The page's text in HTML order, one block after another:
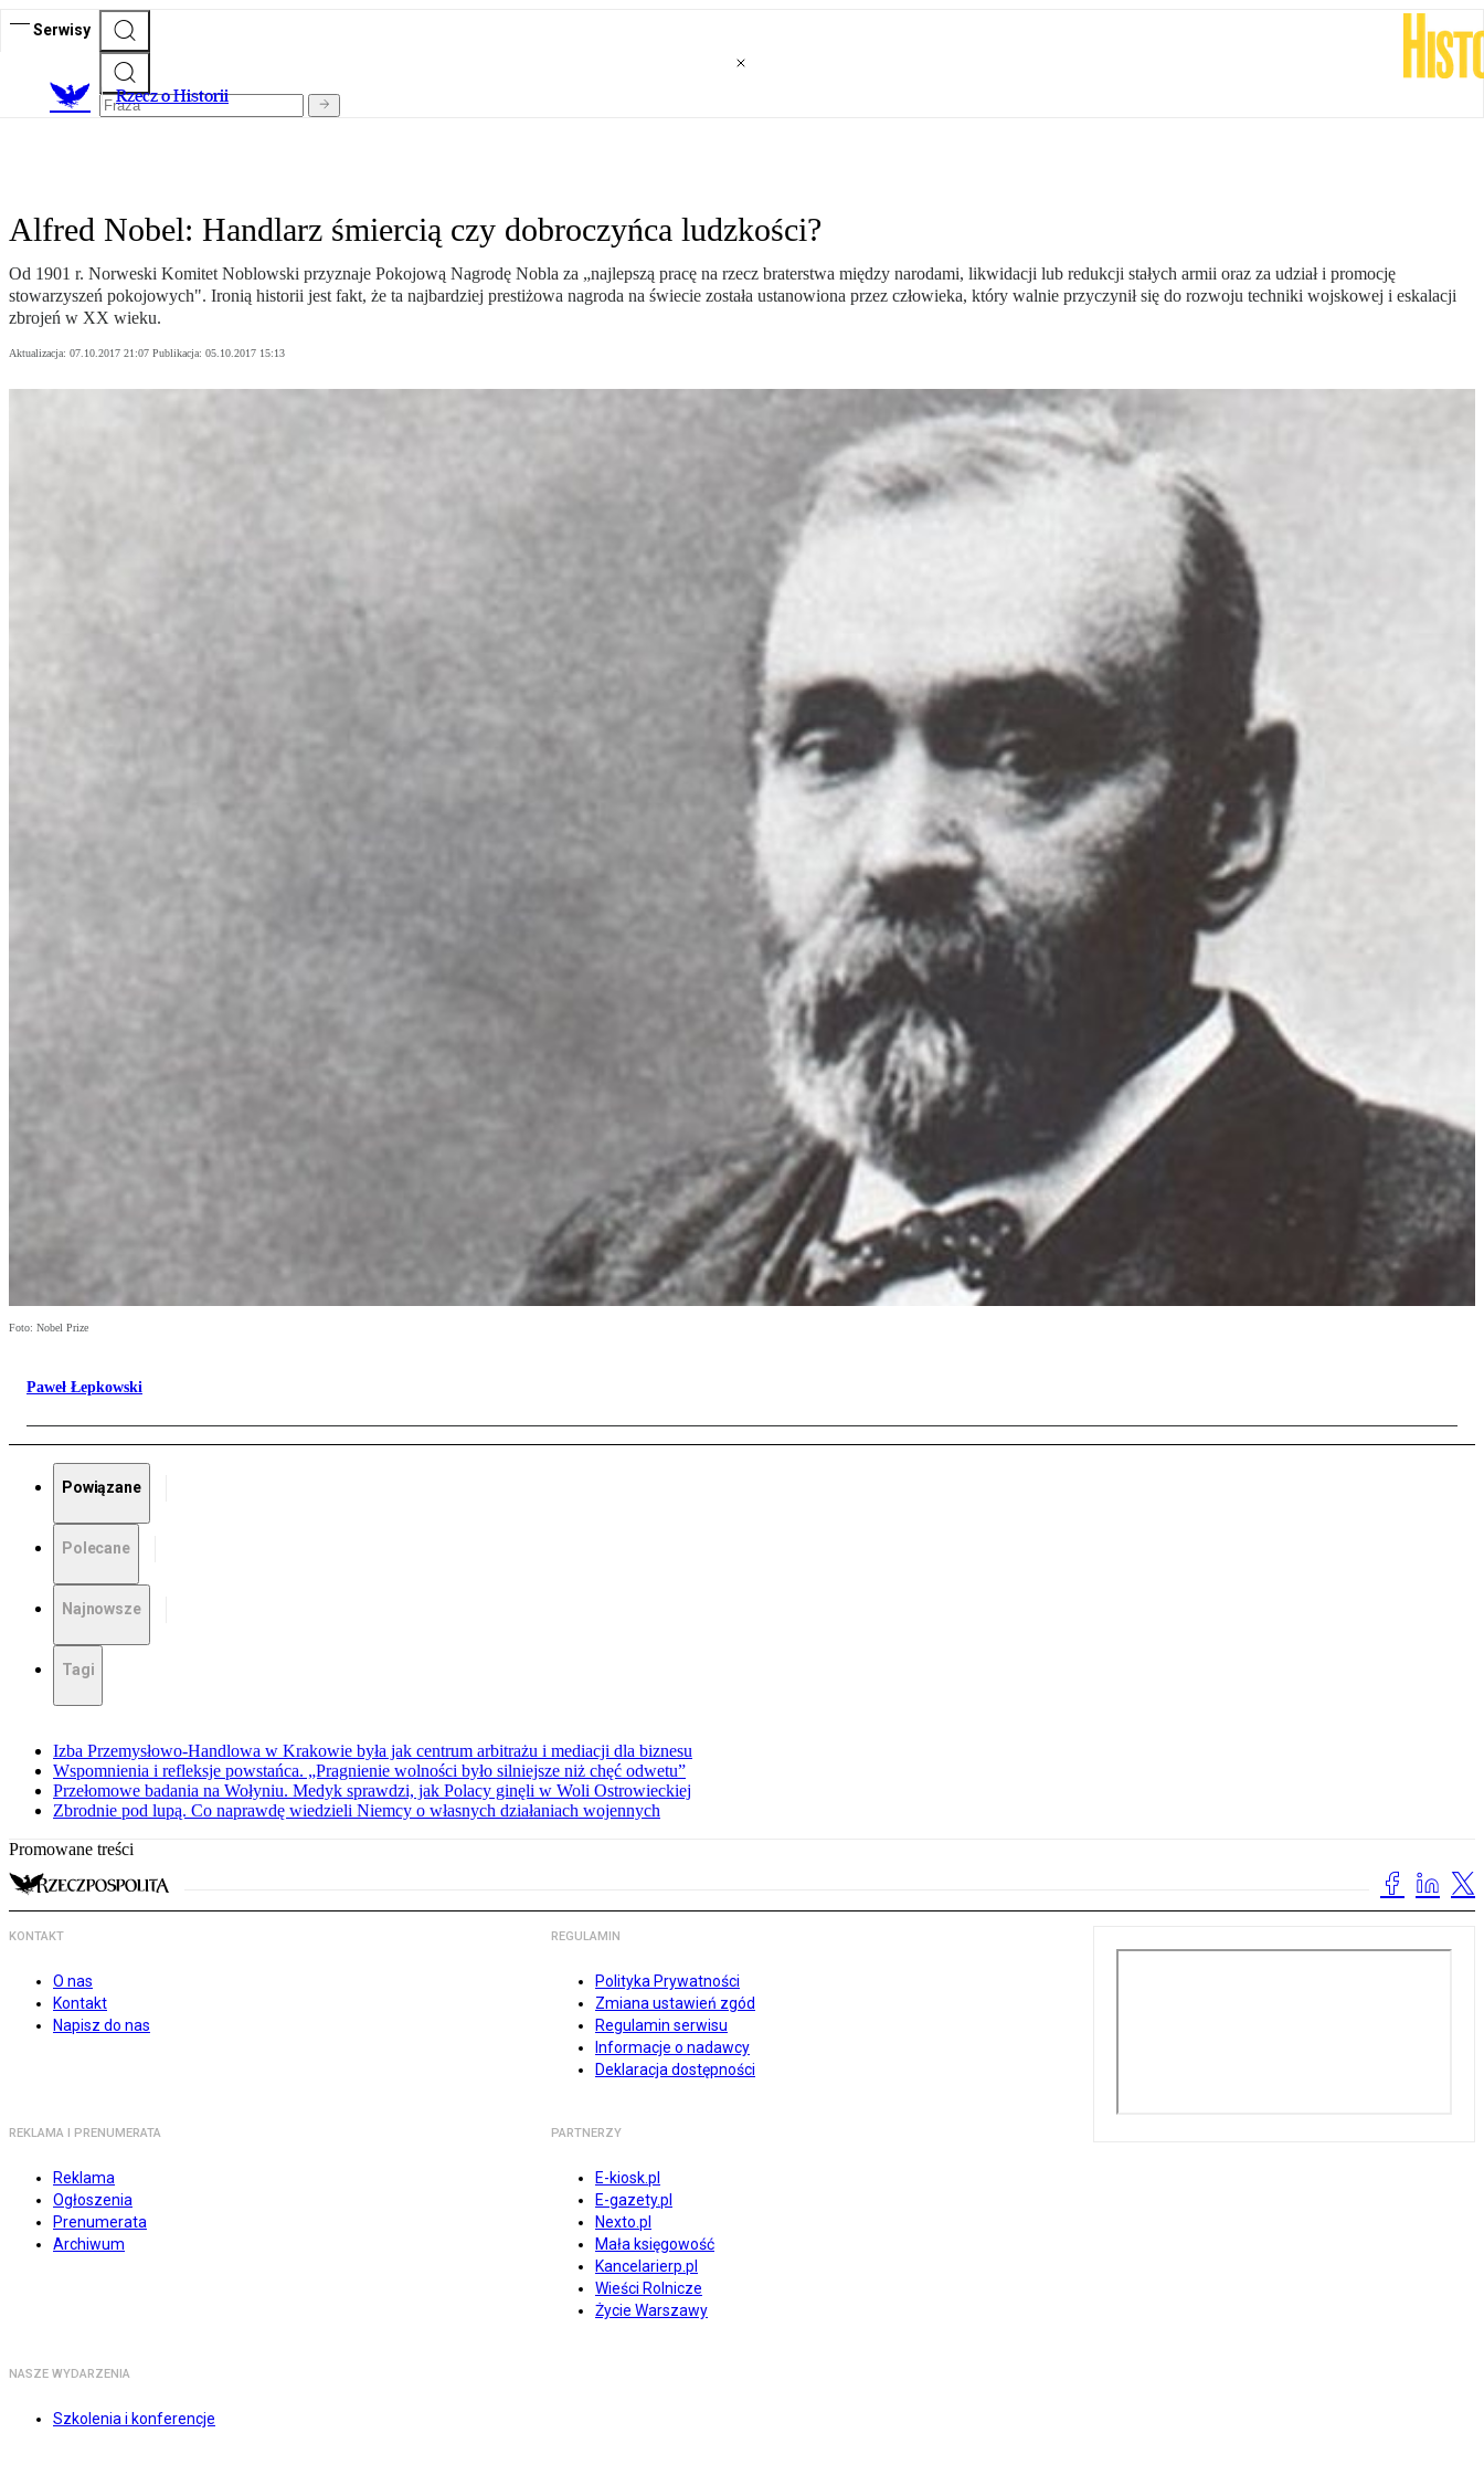
Serwisy
Rzecz o Historii
Alfred Nobel: Handlarz śmiercią czy dobroczyńca ludzkości?
Od 1901 r. Norweski Komitet Noblowski przyznaje Pokojową Nagrodę Nobla za „najlepszą pracę na rzecz braterstwa między narodami, likwidacji lub redukcji stałych armii oraz za udział i promocję
stowarzyszeń pokojowych". Ironią historii jest fakt, że ta najbardziej prestiżowa nagroda na świecie została ustanowiona przez człowieka, który walnie przyczynił się do rozwoju techniki wojskowej i eskalacji
zbrojeń w XX wieku.
Aktualizacja: 07.10.2017 21:07 Publikacja: 05.10.2017 15:13
Foto: Nobel Prize
Paweł Łepkowski
Powiązane
Polecane
Najnowsze
Tagi
Izba Przemysłowo-Handlowa w Krakowie była jak centrum arbitrażu i mediacji dla biznesu
Wspomnienia i refleksje powstańca. „Pragnienie wolności było silniejsze niż chęć odwetu”
Przełomowe badania na Wołyniu. Medyk sprawdzi, jak Polacy ginęli w Woli Ostrowieckiej
Zbrodnie pod lupą. Co naprawdę wiedzieli Niemcy o własnych działaniach wojennych
Promowane treści
KONTAKT
O nas
Kontakt
Napisz do nas
REGULAMIN
Polityka Prywatności
Zmiana ustawień zgód
Regulamin serwisu
Informacje o nadawcy
Deklaracja dostępności
REKLAMA I PRENUMERATA
Reklama
Ogłoszenia
Prenumerata
Archiwum
PARTNERZY
E-kiosk.pl
E-gazety.pl
Nexto.pl
Mała księgowość
Kancelarierp.pl
Wieści Rolnicze
Życie Warszawy
NASZE WYDARZENIA
Szkolenia i konferencje